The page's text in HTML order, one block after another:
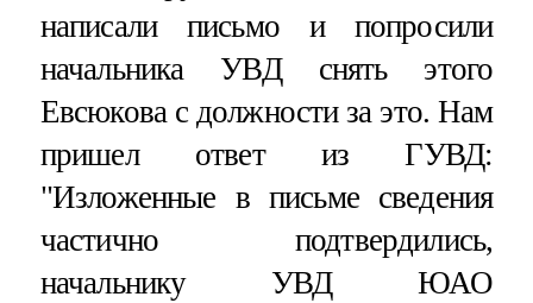
написали письмо и попросили
начальника УВД снять этого
Евсюкова с должности за это. Нам
пришел ответ из ГУВД:
"Изложенные в письме сведения
частично подтвердились,
начальнику УВД ЮАО